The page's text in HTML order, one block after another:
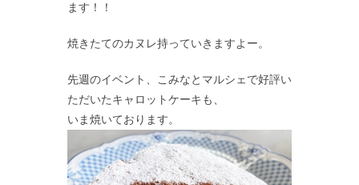
ます！！
焼きたてのカヌレ持っていきますよー。
先週のイベント、こみなとマルシェで好評い
ただいたキャロットケーキも、
いま焼いております。